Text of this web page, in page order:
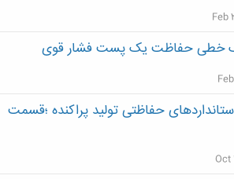
Feb
خطی حفاظت یک پست فشار قوی
حفاظتی تولید پراکنده ؛قسمت
Oct